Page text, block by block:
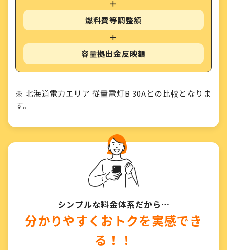
＋
燃料費等調整額
＋
容量拠出金反映額
※ 北海道電力エリア 従量電灯B 30Aとの比較となりま
す。
シンプルな料金体系だから…
分かりやすくおトクを実感でき
る！！